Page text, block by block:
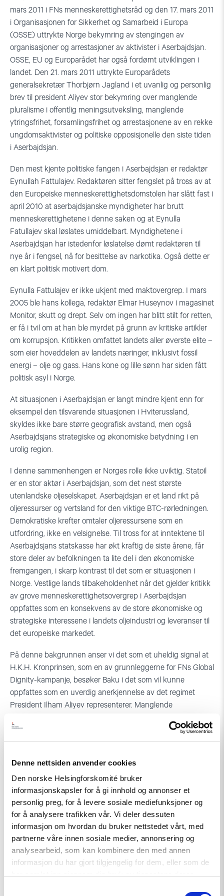
Denne nettsiden anvender cookies
Den norske Helsingforskomité bruker
informasjonskapsler for å gi innhold og annonser et
personlig preg, for å levere sosiale mediefunksjoner og
for å analysere trafikken vår. Vi deler dessuten
informasjon om hvordan du bruker nettstedet vårt, med
partnerne våre innen sosiale medier, annonsering og
analysearbeid, som kan kombinere den med annen
informasjon du har gjort tilgjengelig for dem, eller som de
mars 2011 i FNs menneskerettighetsråd og den 17. mars 2011
i Organisasjonen for Sikkerhet og Samarbeid i Europa
(OSSE) uttrykte Norge bekymring av stengingen av
organisasjoner og arrestasjoner av aktivister i Aserbajdsjan.
OSSE, EU og Europarådet har også fordømt utviklingen i
landet. Den 21. mars 2011 uttrykte Europarådets
generalsekretær Thorbjørn Jagland i et uvanlig og personlig
brev til president Aliyev stor bekymring over manglende
pluralisme i offentlig meningsutveksling, manglende
ytringsfrihet, forsamlingsfrihet og arrestasjonene av en rekke
ungdomsaktivister og politiske opposisjonelle den siste tiden
i Aserbajdsjan.
Den mest kjente politiske fangen i Aserbajdsjan er redaktør
Eynullah Fattulajev. Redaktøren sitter fengslet på tross av at
den Europeiske menneskerettighetsdomstolen har slått fast i
april 2010 at aserbajdsjanske myndigheter har brutt
menneskerettighetene i denne saken og at Eynulla
Fatullajev skal løslates umiddelbart. Myndighetene i
Aserbajdsjan har istedenfor løslatelse dømt redaktøren til
nye år i fengsel, nå for besittelse av narkotika. Også dette er
en klart politisk motivert dom.
Eynulla Fattulajev er ikke ukjent med maktovergrep. I mars
2005 ble hans kollega, redaktør Elmar Huseynov i magasinet
Monitor, skutt og drept. Selv om ingen har blitt stilt for retten,
er få i tvil om at han ble myrdet på grunn av kritiske artikler
om korrupsjon. Kritikken omfattet landets aller øverste elite –
som eier hoveddelen av landets næringer, inklusivt fossil
energi – olje og gass. Hans kone og lille sønn har siden fått
politisk asyl i Norge.
At situasjonen i Aserbajdsjan er langt mindre kjent enn for
eksempel den tilsvarende situasjonen i Hviterussland,
skyldes ikke bare større geografisk avstand, men også
Aserbajdsjans strategiske og økonomiske betydning i en
urolig region.
I denne sammenhengen er Norges rolle ikke uviktig. Statoil
er en stor aktør i Aserbajdsjan, som det nest største
utenlandske oljeselskapet. Aserbajdsjan er et land rikt på
oljeressurser og vertsland for den viktige BTC-rørledningen.
Demokratiske krefter omtaler oljeressursene som en
utfordring, ikke en velsignelse. Til tross for at inntektene til
Aserbajdsjans statskasse har økt kraftig de siste årene, får
store deler av befolkningen ta lite del i den økonomiske
fremgangen, i skarp kontrast til det som er situasjonen i
Norge. Vestlige lands tilbakeholdenhet når det gjelder kritikk
av grove menneskerettighetsovergrep i Aserbajdsjan
oppfattes som en konsekvens av de store økonomiske og
strategiske interessene i landets oljeindustri og leveranser til
det europeiske markedet.
På denne bakgrunnen anser vi det som et uheldig signal at
H.K.H. Kronprinsen, som en av grunnleggerne for FNs Global
Dignity-kampanje, besøker Baku i det som vil kunne
oppfattes som en uverdig anerkjennelse av det regimet
President Ilham Aliyev representerer. Manglende
rom for at myndighetene kan fremstille sin egen versjon av
H.K.H. Kronprinsens beveggrunner for å komme til Baku.
delta i et offentlig ordskifte som klargjør rammene for det
bidrag han gir til samarbeidet med Aserbajdsjanske
myndigheter. De siste månedene har autoritære regimer falt
etter press fra demokratiske krefter, hvilket har tydeliggjort at
gamle allianser med autoritære regimer fort kan bli en
belastning som Det norske Kongehuset ikke er tjent med.
Vi håper at Kronprinsen etter nærmere vurdering av de
faktiske forhold velger ikke å reise til Baku.